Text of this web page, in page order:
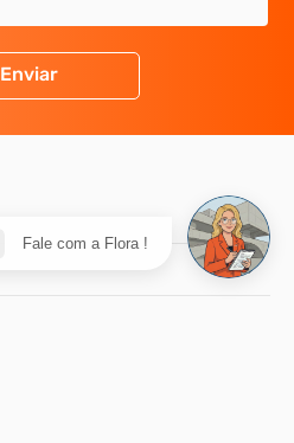
Enviar
Fale com a Flora !